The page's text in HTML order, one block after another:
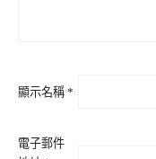
顯示名稱 *
電子郵件